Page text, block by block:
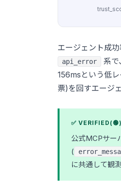
エージェント成
api_error
系で
156msという低
票)を回すエージ
✅
公式MCPサー
(
に共通して観